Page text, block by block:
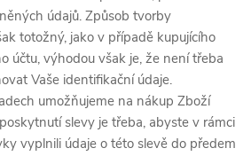
údajů. Způsob tvorby
totožný, jako v případě kupujícího
účtu, výhodou však je, že není třeba
Vaše identifikační údaje.
umožňujeme na nákup Zboží
slevy je třeba, abyste v rámci
vyplnili údaje o této slevě do předem